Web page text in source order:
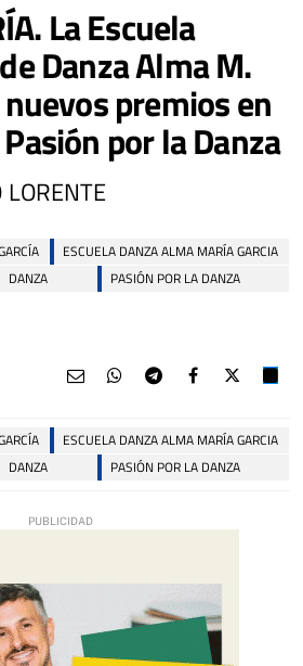
La Escuela
Danza Alma M.
premios en
por la Danza
LORENTE
ESCUELA DANZA ALMA MARÍA GARCIA
DANZA PASIÓN POR LA DANZA
ESCUELA DANZA ALMA MARÍA GARCIA
DANZA PASIÓN POR LA DANZA